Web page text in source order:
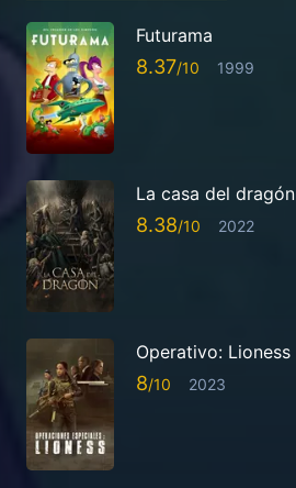
Futurama
8.37 1999
La casa del dragón
8.38 2022
Operativo: Lioness
8 2023